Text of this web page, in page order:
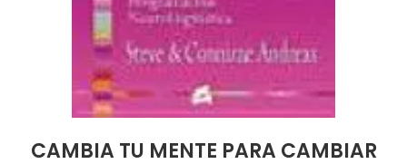
CAMBIA TU MENTE PARA CAMBIAR